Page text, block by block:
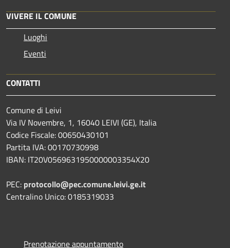
VIVERE IL COMUNE
Luoghi
Eventi
CONTATTI
Comune di Leivi
Via IV Novembre, 1, 16040 LEIVI (GE), Italia
Codice Fiscale: 00650430101
Partita IVA: 00170730998
IBAN: IT20V0569631950000003354X20
PEC: protocollo@pec.comune.leivi.ge.it
Centralino Unico: 0185319033
Prenotazione appuntamento